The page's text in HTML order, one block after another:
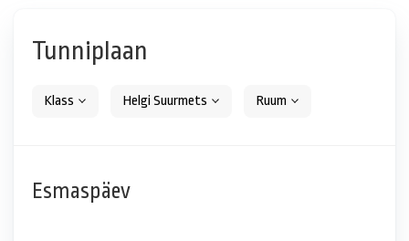
Tunniplaan
Klass Helgi Suurmets Ruum
Esmaspäev